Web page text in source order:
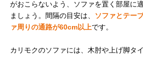
がおこらないよう、ソファを置く部屋に
ましょう。間隔の目安は、
ソファとテー
ァ周りの通路が60cm以上です。
カリモクのソファには、木肘や上げ脚タ